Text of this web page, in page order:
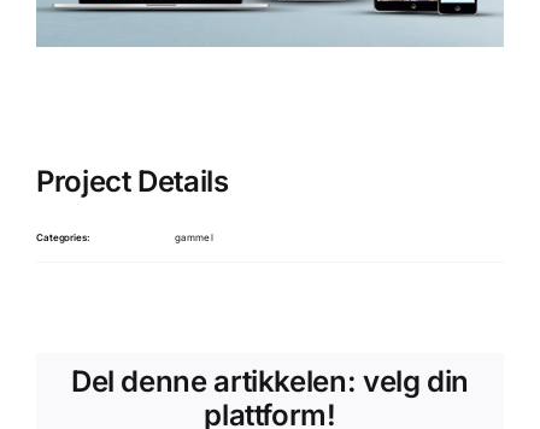
Project Details
Categories: gammel
Del denne artikkelen: velg din
plattform!